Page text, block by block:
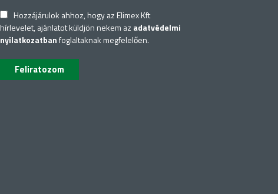
Hozzájárulok ahhoz, hogy az Elimex Kft
hírlevelet, ajánlatot küldjön nekem az adatvédelmi
nyilatkozatbanfoglaltaknak megfelelően.